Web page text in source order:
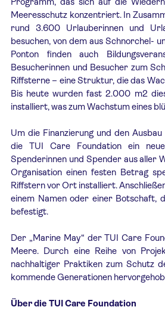
Meeresschutz konzentriert. In
rund 3.600 Urlauberinnen und
besuchen, von dem aus Schnorchel-
Ponton finden auch
Besucherinnen und Besucher zum
Riffsterne – eine Struktur, die das
Bis heute wurden fast 2.000 m2
installiert, was zum Wachstum eines
Um die Finanzierung und den
die TUI Care Foundation ein
Spenderinnen und Spender aus aller
Organisation einen festen Betrag
Riffstern vor Ort installiert.
einem Namen oder einer Botschaft,
befestigt.
Der „Marine May“ der TUI Care
Meere. Durch eine Reihe von
nachhaltiger Praktiken zum Schutz
kommende Generationen
Über die TUI Care Foundation